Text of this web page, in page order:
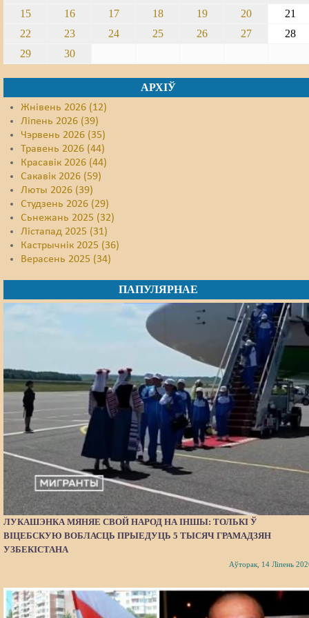
15
16 17 18 19 20
21
22
23 24 25 26 27
28
29
30
АРХІЎ
Жнівень 2026 (12)
Ліпень 2026 (39)
Чэрвень 2026 (35)
Травень 2026 (44)
Красавік 2026 (44)
Сакавік 2026 (59)
Люты 2026 (39)
Студзень 2026 (29)
Сьнежань 2025 (32)
Лістапад 2025 (31)
Кастрычнік 2025 (36)
Верасень 2025 (34)
ПАПУЛЯРНАЕ
ЛУКАШЭНКА МЯНЯЕ СВОЙ НАРОД НА ІНШЫ: ТОЛЬКІ Ў
ВІЦЕБСКУЮ ВОБЛАСЦЬ ПРЫЕДУЦЬ 5 ТЫСЯЧ ГРАМАДЗЯН
УЗБЕКІСТАНА
Аўторак, 14 Ліпень